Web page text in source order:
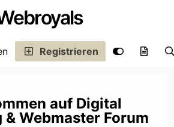
Registrieren
Digital
Webmaster Forum